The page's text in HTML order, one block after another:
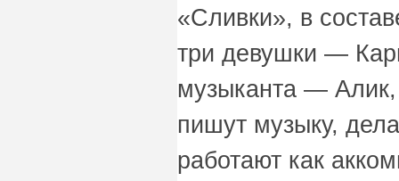
«Сливки», в
три девушки —
музыканта —
пишут музыку,
работают как